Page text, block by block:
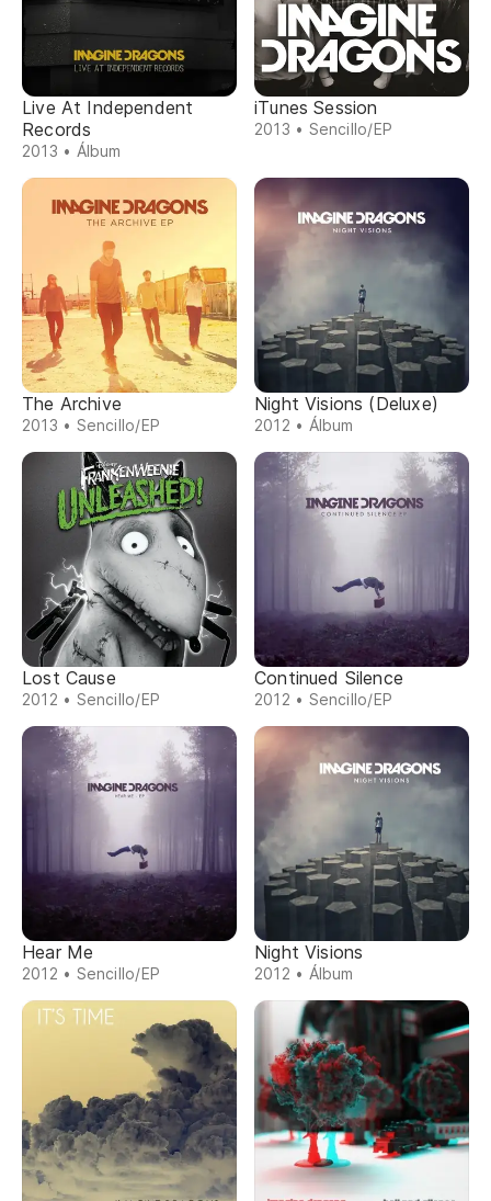
Live At Independent
Records
2013 • Álbum
iTunes Session
2013 • Sencillo/EP
The Archive
2013 • Sencillo/EP
Night Visions (Deluxe)
2012 • Álbum
Lost Cause
2012 • Sencillo/EP
Continued Silence
2012 • Sencillo/EP
Hear Me
2012 • Sencillo/EP
Night Visions
2012 • Álbum